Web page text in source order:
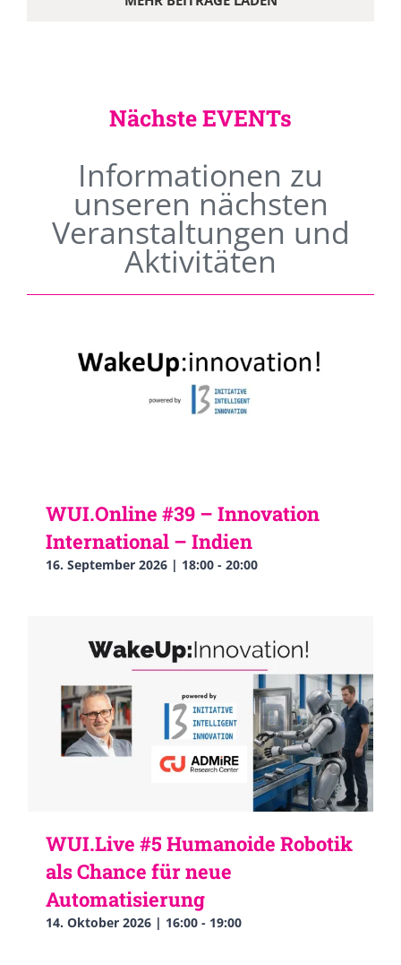
Nächste EVENTs
Informationen zu
unseren nächsten
Veranstaltungen und
Aktivitäten
WUI.Online #39 – Innovation
International – Indien
16. September 2026 | 18:00 - 20:00
WUI.Live #5 Humanoide Robotik
als Chance für neue
Automatisierung
14. Oktober 2026 | 16:00 - 19:00